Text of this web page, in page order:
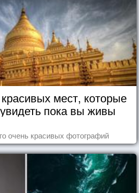
мест, которые
пока вы живы
очень красивых фотографий